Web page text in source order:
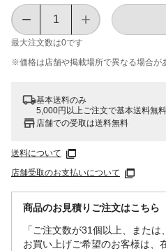
最大注文数は0です
※価格は​店舗や​掲載場所で​異なる​場合が​
基本送料のみ
5,000円以上ご注文で基本送料無料
店舗での受取は送料無料
送料について
店舗受取のお支払いについて
商品のお見積りご注文はこちら
「ご注文数が31個以上、また
お買い上げご希望のお客様は、